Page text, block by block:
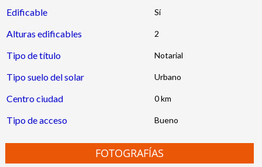
Edificable
Alturas edificables
2
Tipo de título Notarial
Tipo suelo del solar Urbano
Centro ciudad 0 km
Tipo de acceso Bueno
FOTOGRAFÍAS